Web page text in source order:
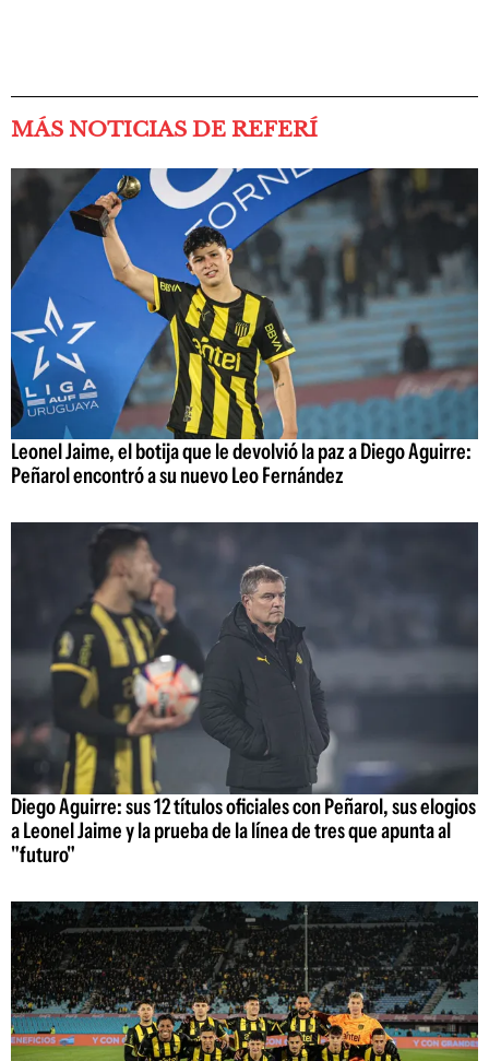
MÁS NOTICIAS DE REFERÍ
Leonel Jaime, el botija que le devolvió la paz a Diego Aguirre:
Peñarol encontró a su nuevo Leo Fernández
Diego Aguirre: sus 12 títulos oficiales con Peñarol, sus elogios
a Leonel Jaime y la prueba de la línea de tres que apunta al
"futuro"